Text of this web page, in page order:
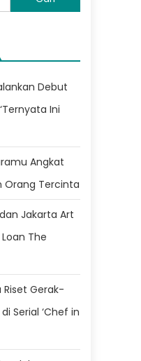
Debut
Ini
Angkat
Orang Tercinta
Jakarta Art
The
Gerak-
Serial ‘Chef in